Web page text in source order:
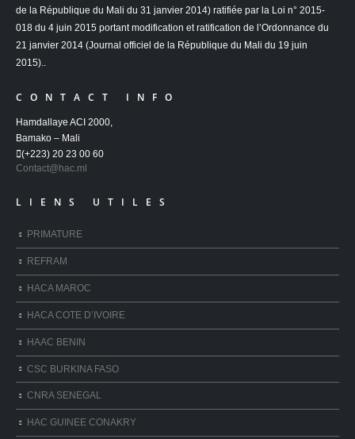
de la République du Mali du 31 janvier 2014) ratifiée par la Loi n° 2015-
018 du 4 juin 2015 portant modification et ratification de l’Ordonnance du
21 janvier 2014 (Journal officiel de la République du Mali du 19 juin
2015)..
CONTACT INFO
Hamdallaye ACI 2000,
Bamako – Mali
(+223) 20 23 00 60
Contact@hac.ml
LIENS UTILES
PRIMATURE
REFRAM
HACA MAROC
HACA COTE D’IVOIRE
HAAC BENIN
CSC BURKINA FASO
CNRA SENEGAL
HAC GUINEE CONAKRY